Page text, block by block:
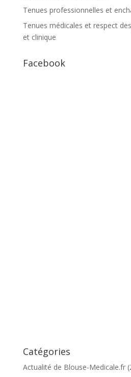
Tenues professionnelles et
Tenues médicales et respect
et clinique
Facebook
Catégories
Actualité de Blouse-Medicale.fr